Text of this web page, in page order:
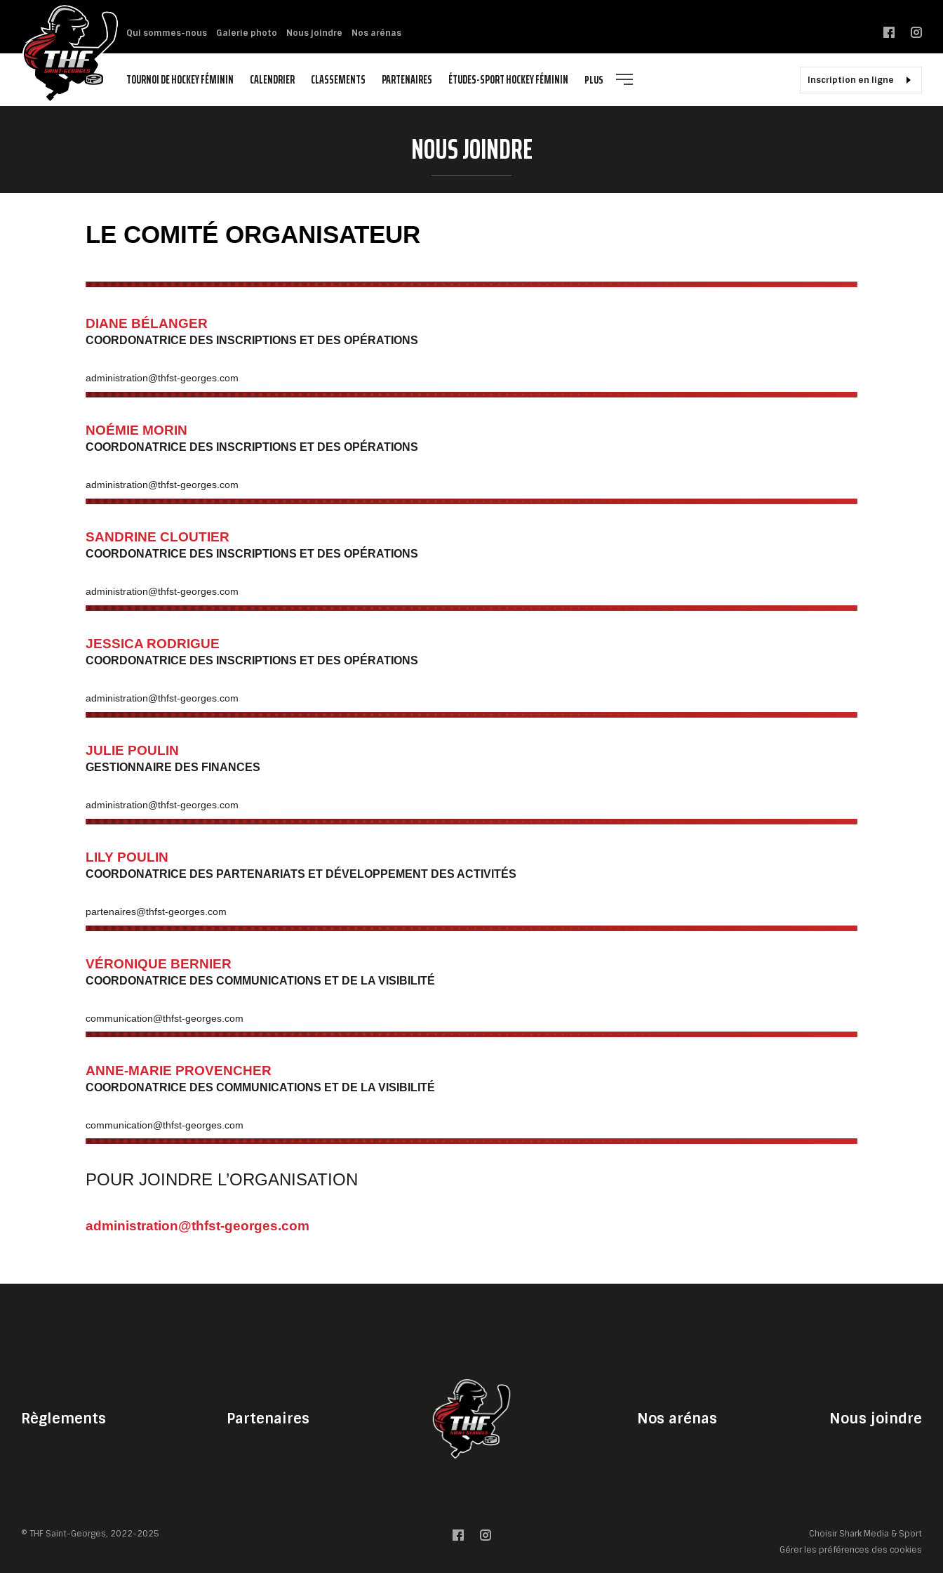
Qui sommes-nous Galerie photo Nous joindre Nos arénas
TOURNOI DE HOCKEY FÉMININ CALENDRIER CLASSEMENTS PARTENAIRES ÉTUDES-SPORT HOCKEY FÉMININ PLUS Inscription en ligne
NOUS JOINDRE
LE COMITÉ ORGANISATEUR
DIANE BÉLANGER
COORDONATRICE DES INSCRIPTIONS ET DES OPÉRATIONS
administration@thfst-georges.com
NOÉMIE MORIN
COORDONATRICE DES INSCRIPTIONS ET DES OPÉRATIONS
administration@thfst-georges.com
SANDRINE CLOUTIER
COORDONATRICE DES INSCRIPTIONS ET DES OPÉRATIONS
administration@thfst-georges.com
JESSICA RODRIGUE
COORDONATRICE DES INSCRIPTIONS ET DES OPÉRATIONS
administration@thfst-georges.com
JULIE POULIN
GESTIONNAIRE DES FINANCES
administration@thfst-georges.com
LILY POULIN
COORDONATRICE DES PARTENARIATS ET DÉVELOPPEMENT DES ACTIVITÉS
partenaires@thfst-georges.com
VÉRONIQUE BERNIER
COORDONATRICE DES COMMUNICATIONS ET DE LA VISIBILITÉ
communication@thfst-georges.com
ANNE-MARIE PROVENCHER
COORDONATRICE DES COMMUNICATIONS ET DE LA VISIBILITÉ
communication@thfst-georges.com
POUR JOINDRE L’ORGANISATION
administration@thfst-georges.com
Règlements Partenaires Nos arénas Nous joindre
© THF Saint-Georges, 2022-2025
Choisir Shark Media & Sport
Gérer les préférences des cookies